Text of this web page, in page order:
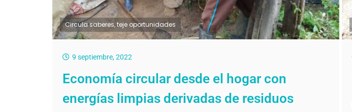
Circula saberes, teje oportunidades
9 septiembre, 2022
Economía circular desde el hogar con
energías limpias derivadas de residuos